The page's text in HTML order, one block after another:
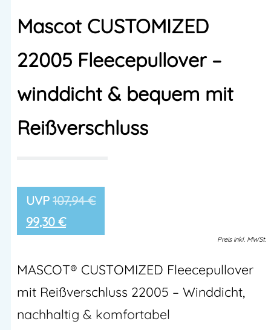
Mascot CUSTOMIZED
22005 Fleecepullover –
winddicht & bequem mit
Reißverschluss
107,94€
99,30 €
Preis inkl. MWSt.
MASCOT® CUSTOMIZED Fleecepullover
mit Reißverschluss 22005 – Winddicht,
nachhaltig & komfortabel